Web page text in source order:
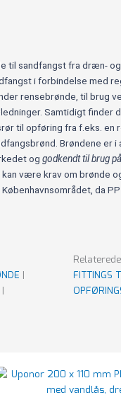
til sandfangst fra dræn-
i forbindelse med
rensebrønde, til brug
Samtidigt finder
til opføring fra f.eks. en
Brøndene er
oggodkendt til brug
være krav om brønde
Københavnsområdet, da
|
|
FITTINGS